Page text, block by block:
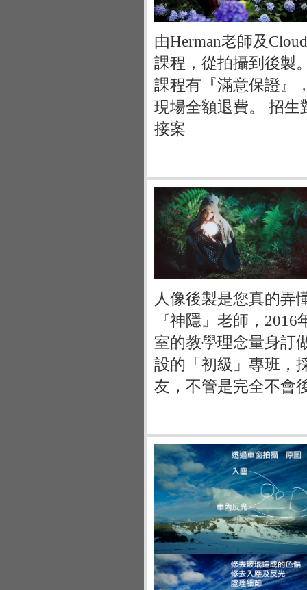
由Herman老師及
課程，從拍攝到後製
課程有『滿意保證』
現場全額退費。 招生
接案
人像後製是您真的弄
『神隱』老師，
室的教學理念量身
設的「初級」專班，
友，不管是完全不會